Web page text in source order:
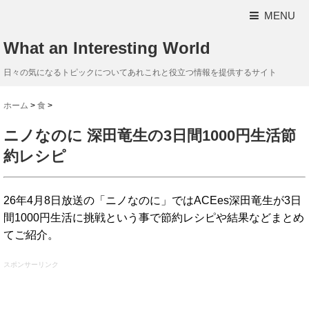
MENU
What an Interesting World
日々の気になるトピックについてあれこれと役立つ情報を提供するサイト
ホーム > 食 >
ニノなのに 深田竜生の3日間1000円生活節
約レシピ
26年4月8日放送の「ニノなのに」ではACEes深田竜生が3日
間1000円生活に挑戦という事で節約レシピや結果などまとめ
てご紹介。
スポンサーリンク